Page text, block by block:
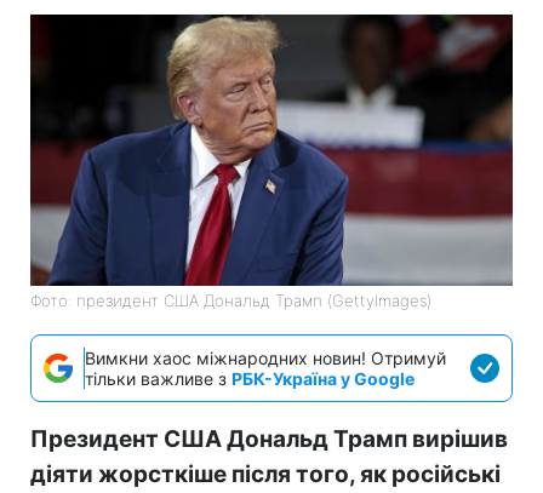
Фото: президент США Дональд Трамп (GettyImages)
Вимкни хаос міжнародних новин! Отримуй
тільки важливе з РБК-Україна у Google
Президент США Дональд Трамп вирішив
діяти жорсткіше після того, як російські